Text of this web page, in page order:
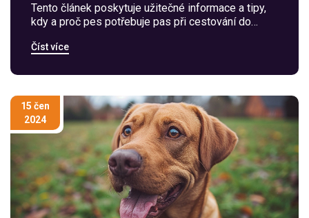
Tento článek poskytuje užitečné informace a tipy,
kdy a proč pes potřebuje pas při cestování do
potřebnými dokumenty, díky kterým bude váš
hranice. Obsahuje také zajímavosti a užitečné rady
Číst více
15 čen
2024